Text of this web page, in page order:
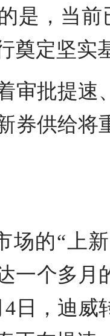
是，当
奠定坚实
审批提速
券供给将
场的“上
一个多月
日，迪